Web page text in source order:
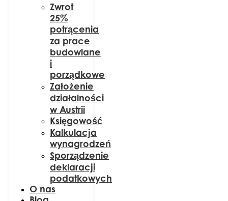
Zwrot
25%
potrącenia
za prace
budowlane
i
porządkowe
Założenie
działalności
w Austrii
Księgowość
Kalkulacja
wynagrodzeń
Sporządzenie
deklaracji
podatkowych
O nas